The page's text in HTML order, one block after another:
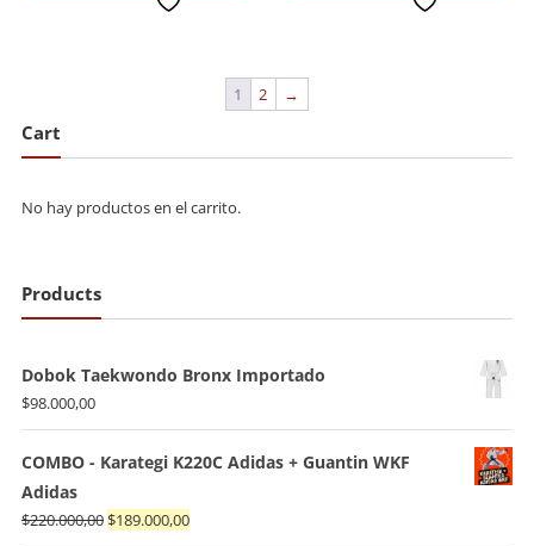
1 2 →
Cart
No hay productos en el carrito.
Products
Dobok Taekwondo Bronx Importado
$98.000,00
COMBO - Karategi K220C Adidas + Guantin WKF
Adidas
$220.000,00El
$189.000,00El